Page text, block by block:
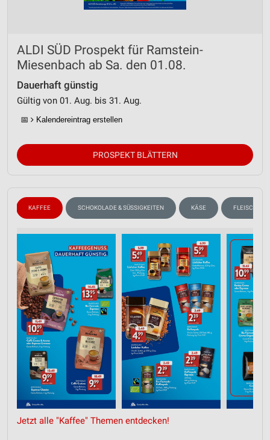
ALDI SÜD Prospekt für Ramstein-
Miesenbach ab Sa. den 01.08.
Dauerhaft günstig
Gültig von 01. Aug. bis 31. Aug.
📅 Kalendereintrag erstellen
PROSPEKT BLÄTTERN
KAFFEE SCHOKOLADE & SÜSSIGKEITEN KÄSE FLEISCH &
Jetzt alle "Kaffee" Themen entdecken!